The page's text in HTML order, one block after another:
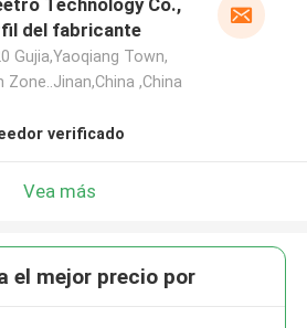
Technology Co.,
del fabricante
Gujia,Yaoqiang Town,
Zone..Jinan,China ,China
verificado
Vea más
el mejor precio por